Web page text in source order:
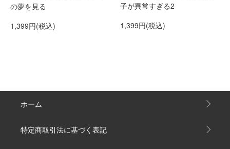
の夢を見る
1,399円(税込)
子が異常すぎる2
1,399円(税込)
ホーム
特定商取引法に基づく表記